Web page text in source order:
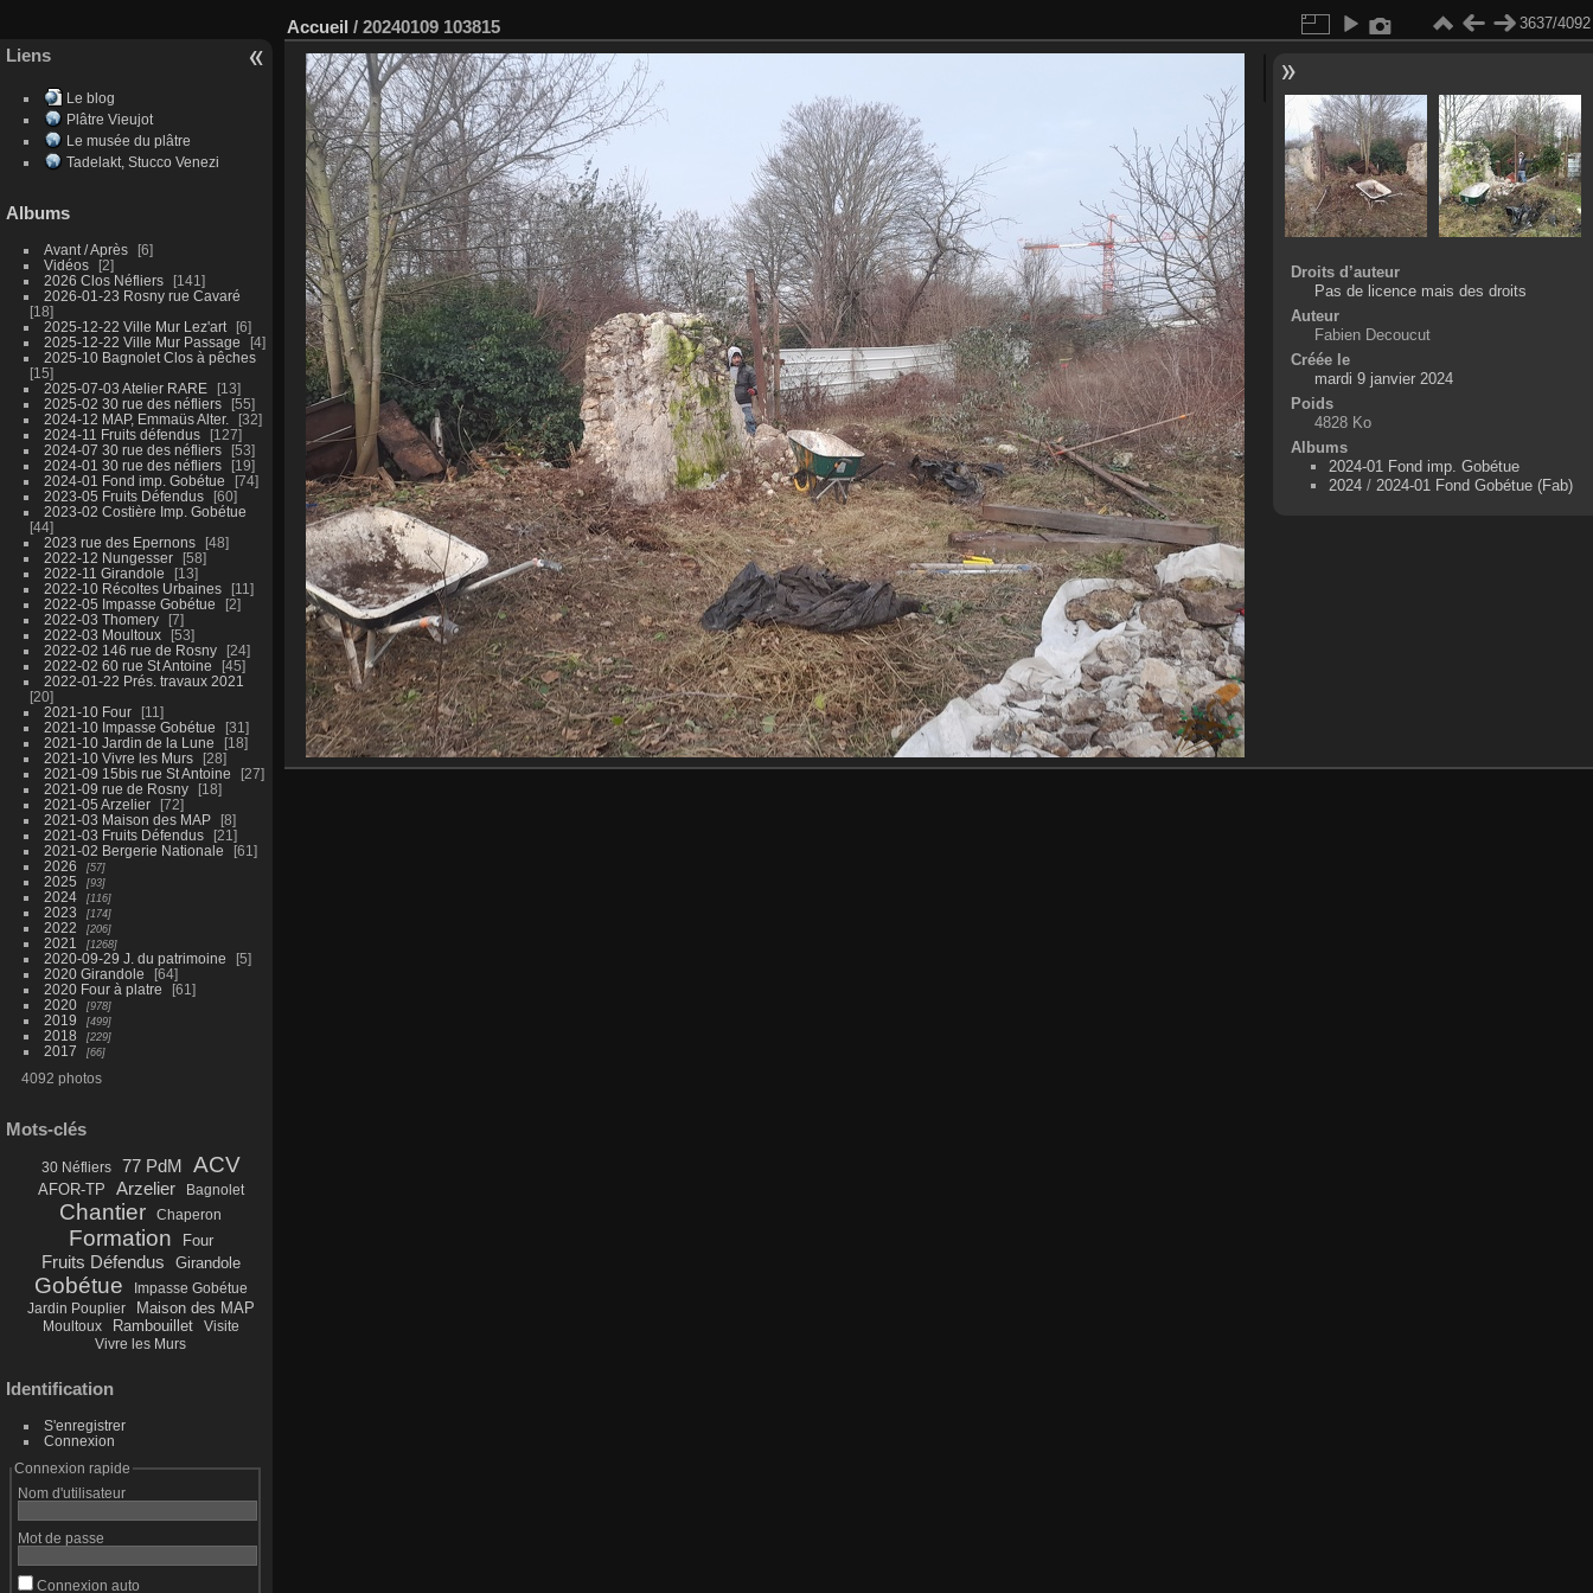
Liens
Le blog
Plâtre Vieujot
Le musée du plâtre
Tadelakt, Stucco Venezi
Albums
Avant / Après
6
Vidéos
2
2026 Clos Néfliers
141
2026-01-23 Rosny rue Cavaré
18
2025-12-22 Ville Mur Lez'art
6
2025-12-22 Ville Mur Passage
4
2025-10 Bagnolet Clos à pêches
15
2025-07-03 Atelier RARE
13
2025-02 30 rue des néfliers
55
2024-12 MAP, Emmaüs Alter.
32
2024-11 Fruits défendus
127
2024-07 30 rue des néfliers
53
2024-01 30 rue des néfliers
19
2024-01 Fond imp. Gobétue
74
2023-05 Fruits Défendus
60
2023-02 Costière Imp. Gobétue
44
2023 rue des Epernons
48
2022-12 Nungesser
58
2022-11 Girandole
13
2022-10 Récoltes Urbaines
11
2022-05 Impasse Gobétue
2
2022-03 Thomery
7
2022-03 Moultoux
53
2022-02 146 rue de Rosny
24
2022-02 60 rue St Antoine
45
2022-01-22 Prés. travaux 2021
20
2021-10 Four
11
2021-10 Impasse Gobétue
31
2021-10 Jardin de la Lune
18
2021-10 Vivre les Murs
28
2021-09 15bis rue St Antoine
27
2021-09 rue de Rosny
18
2021-05 Arzelier
72
2021-03 Maison des MAP
8
2021-03 Fruits Défendus
21
2021-02 Bergerie Nationale
61
2026
57
2025 93
2024 116
2023 174
2022 206
2021 1268
2020-09-29 J. du patrimoine
5
2020 Girandole
64
2020 Four à platre
61
2020
978
2019 499
2018 229
2017 66
4092 photos
Mots-clés
30 Néfliers 77 PdM ACV
AFOR-TP Arzelier Bagnolet
Chantier Chaperon
Formation Four
Fruits Défendus Girandole
Gobétue
Impasse Gobétue
Jardin Pouplier
Maison des MAP
Moultoux Rambouillet
Visite
Vivre les Murs
Identification
S'enregistrer
Connexion
Connexion rapide
Nom d'utilisateur
Mot de passe
Connexion auto
Accueil / 20240109 103815 3637/4092
Droits d’auteur
Pas de licence mais des droits
Auteur
Fabien Decoucut
Créée le
mardi 9 janvier 2024
Poids
4828 Ko
Albums
2024-01 Fond imp. Gobétue
2024 /2024-01 Fond Gobétue (Fab)